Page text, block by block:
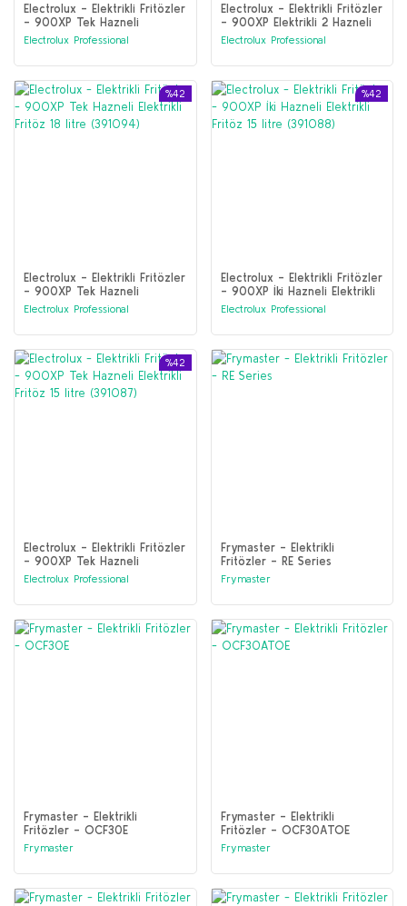
Electrolux - Elektrikli Fritözler
- 900XP Tek Hazneli
Elektrikli Fritöz 23 litre
Electrolux Professional
Electrolux - Elektrikli Fritözler
- 900XP Elektrikli 2 Hazneli
2x18Lt Fritöz 800mm
Electrolux Professional
%42
Electrolux - Elektrikli Fritözler
- 900XP Tek Hazneli
Elektrikli Fritöz 18 litre
Electrolux Professional
%42
Electrolux - Elektrikli Fritözler
- 900XP İki Hazneli Elektrikli
Fritöz 15 litre (391088)
Electrolux Professional
%42
Electrolux - Elektrikli Fritözler
- 900XP Tek Hazneli
Elektrikli Fritöz 15 litre
Electrolux Professional
Frymaster - Elektrikli
Fritözler - RE Series
Frymaster
Frymaster - Elektrikli
Fritözler - OCF30E
Frymaster
Frymaster - Elektrikli
Fritözler - OCF30ATOE
Frymaster